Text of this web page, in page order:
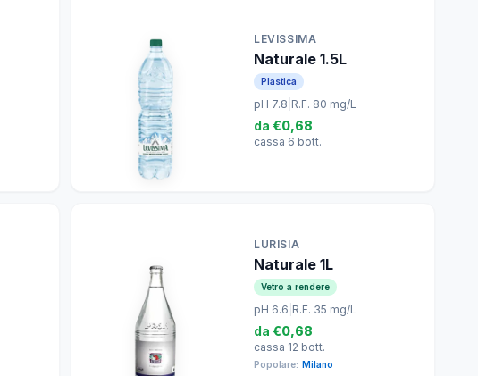
LEVISSIMA
Naturale 1.5L
Plastica
pH 7.8 R.F. 80 mg/L
da €0,68
cassa 6 bott.
LURISIA
Naturale 1L
Vetro a rendere
pH 6.6 R.F. 35 mg/L
da €0,68
cassa 12 bott.
Popolare: Milano